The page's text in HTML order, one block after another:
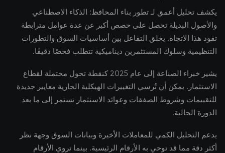
يكشف تحليل أعمق لـ تطور بناء المحافظ: الذكاء الاصطناعي
والأصول البديلة تحصل على حصص أكبر عن عدة عوامل مترابطة
تقود هذا الاتجاه. يخلق التفاعل بين أساسيات السوق والتطورات
التنظيمية وسلوك المستثمرين ديناميكية تتطلب فحصًا دقيقًا.
يشير خبراء الصناعة إلى عام 2025 كنقطة تحول محتملة لقطاع
الاستثمار. يمكن أن تُرسي التغييرات الهيكلية الجارية معايير جديدة
للتقييمات وشروط الصفقات وعوائد الاستثمار تستمر إلى ما بعد
الدورة الحالية.
يدعم التحليل الكمي للمعاملات الأخيرة وبيانات السوق وجهة نظر
أكثر دقة مما قد توحي به الأرقام الرئيسية. بينما تروي الأرقام